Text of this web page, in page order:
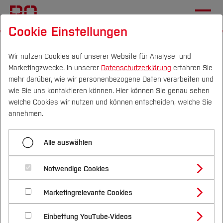
Campus Personen DE|EN Quicklinks
Studium
Studienangebote
Bachelorstudiengänge
Masterstudiengänge
Vor dem Studium
Bewerben & Einschreiben
Bewerbungsportal
Im Studium
Studienbüros und Prüfungen
Nach dem Studium
Forschung & Transfer
Profil
Forschungs- und Transferprofil
Schwerpunkte (FuT)
Beratung & Förderung
Nachhaltigkeit
Nachhaltigkeit studieren
International
Freitag (27.11.2026)
Workshop 10
Menü aufklappen
Workshop 2
Workshop 3
Workshop 4
Workshop 5
Workshop 10: Leistungsdiagnostik
im interdisziplinären Kontext:
Physiotherapie und
Sportwissenschaft
Cookie Einstellungen
Wir nutzen Cookies auf unserer Website für Analyse- und
Marketingzwecke. In unserer Datenschutzerklärung erfahren Sie
mehr darüber, wie wir personenbezogene Daten verarbeiten und
wie Sie uns kontaktieren können. Hier können Sie genau sehen
welche Cookies wir nutzen und können entscheiden, welche Sie
annehmen.
Alle auswählen
Notwendige Cookies
Marketingrelevante Cookies
Einbettung YouTube-Videos